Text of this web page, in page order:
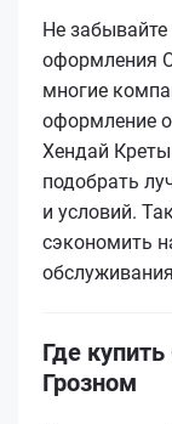
Не
оформления
многие
оформление
Хендай
подобрать
и условий.
сэкономить
Где
Грозном